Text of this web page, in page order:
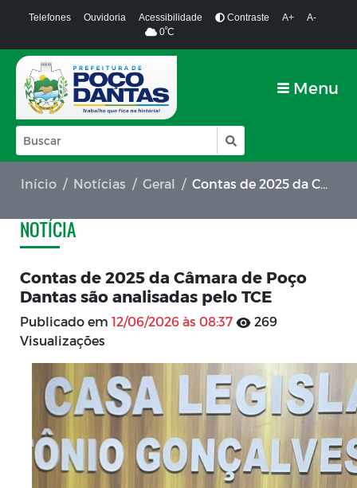
Telefones Ouvidoria Acessibilidade Contraste A+
A-
0ºC
Menu
Início Notícias Geral Contas de 2025 da Câmara de Poço Dantas são analisadas pelo TCE
NOTÍCIA
Contas de 2025 da Câmara de Poço
Dantas são analisadas pelo TCE
Publicado em 12/06/2026 às 08:37
269
Visualizações